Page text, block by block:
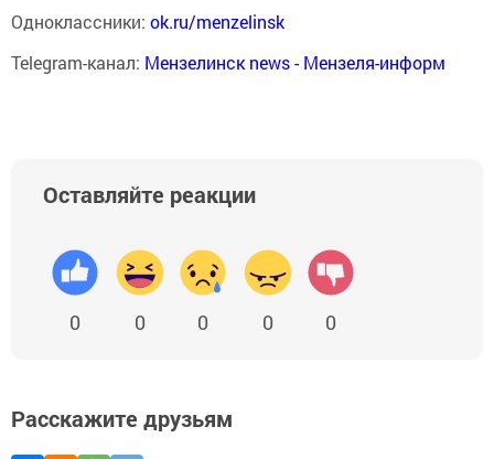
Одноклассники: ok.ru/menzelinsk
Telegram-канал: Мензелинск news - Мензеля-информ
Оставляйте реакции
0 0 0 0 0
Расскажите друзьям